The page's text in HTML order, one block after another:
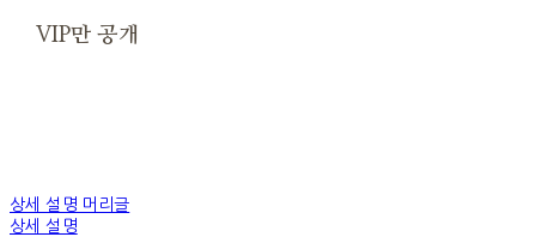
VIP만 공개
상세 설명 머리글
상세 설명